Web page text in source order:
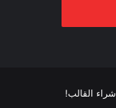
شراء القالب!